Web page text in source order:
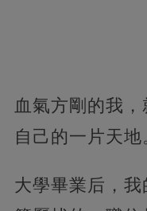
血氣方剛的我
自己的一片天地
大學畢業后，